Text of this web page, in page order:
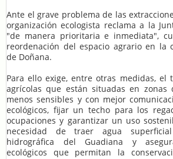
Ante el grave problema de las
organización ecologista reclama a la
"de manera prioritaria e inmediata",
reordenación del espacio agrario en la
de Doñana.
Para ello exige, entre otras medidas, el
agrícolas que están situadas en
menos sensibles y con mejor
ecológicos, fijar un techo para los
ocupaciones y garantizar un uso
necesidad de traer agua
hidrográfica del Guadiana y
ecológicos que permitan la